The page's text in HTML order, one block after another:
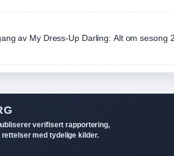
av My Dress-Up Darling: Alt om
verifisert rapportering,
med tydelige kilder.